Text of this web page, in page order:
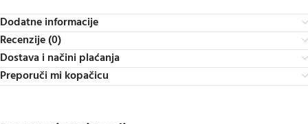
Dodatne informacije
Recenzije (0)
Dostava i načini plaćanja
Preporuči mi kopačicu